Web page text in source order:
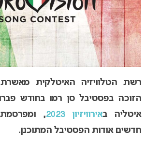
רשת הטלוויזיה האיטלקית
הזוכה בפסטיבל סן רמו בחודש
איטליה באירוויזיון 2023
,
חדשים אודות הפסטיבל המתוכנן.